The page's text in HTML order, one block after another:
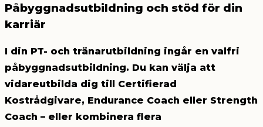
Påbyggnadsutbildning och stöd för din
karriär
I din PT- och tränarutbildning ingår en valfri
påbyggnadsutbildning. Du kan välja att
vidareutbilda dig till Certifierad
Kostrådgivare, Endurance Coach eller Strength
Coach – eller kombinera flera